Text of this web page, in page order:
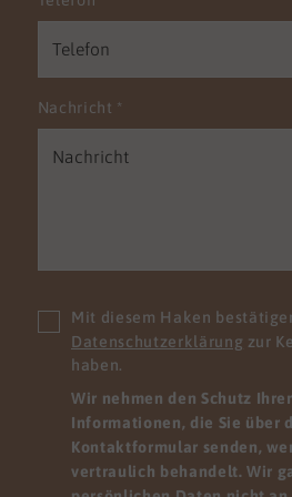
Nachricht *
Mit diesem Haken
Datenschutzerklärung zur
haben.
Wir nehmen den Schutz
Informationen, die Sie über
Kontaktformular senden,
vertraulich behandelt. Wir